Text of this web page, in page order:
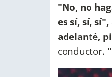
"No, no
es sí, sí, sí",
adelanté,
conductor.